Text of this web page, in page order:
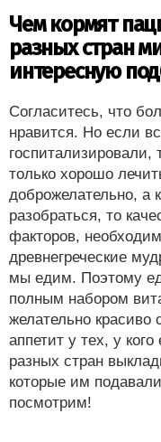
Чем кормят
разных стран
интересную
Согласитесь, что
нравится. Но если
госпитализировали,
только хорошо
доброжелательно, а
разобраться, то
факторов,
древнегреческие
мы едим. Поэтому
полным набором
желательно
аппетит у тех, у
разных стран
которые им
посмотрим!